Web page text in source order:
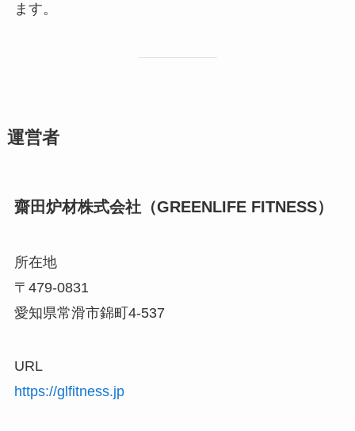
ます。
運営者
齋田炉材株式会社（GREENLIFE FITNESS）
所在地
〒479-0831
愛知県常滑市錦町4-537
URL
https://glfitness.jp